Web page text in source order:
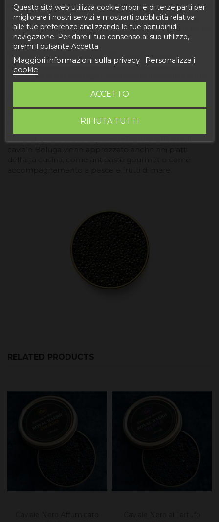
Per gustare al meglio il caviale Beluga è importante
servirlo correttamente e abbinarlo a ingredienti che ne
esaltino il sapore.
Tradizionalmente viene servito con ghiaccio,
accompagnato da accessori come cucchiai di
madreperla o di osso (per evitare che il caviale entri in
tostato, come cracker, e un po' di burro.
RELATED PRODUCTS
Questo sito web utilizza cookie propri e di terze parti per
migliorare i nostri servizi e mostrarti pubblicità relativa
alle tue preferenze analizzando le tue abitudinidi
navigazione. Per dare il tuo consenso al suo utilizzo,
premi il pulsante Accetta.
Maggiori informazioni sulla privacy
Personalizza i
cookie
RIFIUTA TUTTI
ACCETTO